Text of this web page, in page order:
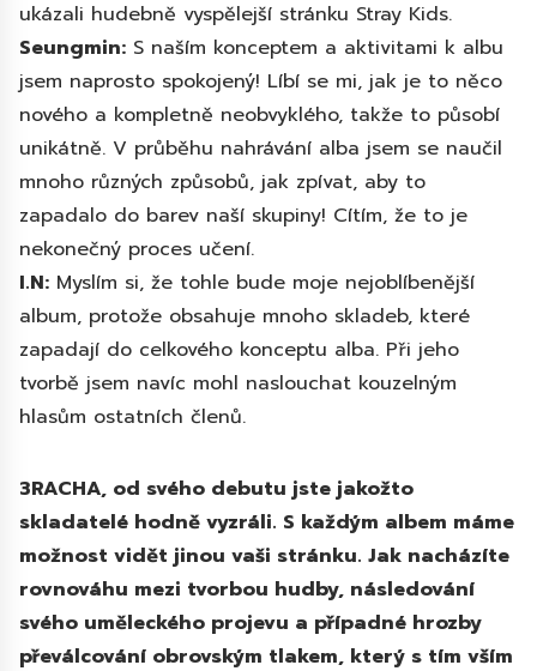
ukázali hudebně vyspělejší stránku Stray Kids.
Seungmin: S naším konceptem a aktivitami k albu
jsem naprosto spokojený! Líbí se mi, jak je to něco
nového a kompletně neobvyklého, takže to působí
unikátně. V průběhu nahrávání alba jsem se naučil
mnoho různých způsobů, jak zpívat, aby to
zapadalo do barev naší skupiny! Cítím, že to je
nekonečný proces učení.
I.N: Myslím si, že tohle bude moje nejoblíbenější
album, protože obsahuje mnoho skladeb, které
zapadají do celkového konceptu alba. Při jeho
tvorbě jsem navíc mohl naslouchat kouzelným
hlasům ostatních členů.
3RACHA, od svého debutu jste jakožto
skladatelé hodně vyzráli. S každým albem máme
možnost vidět jinou vaši stránku. Jak nacházíte
rovnováhu mezi tvorbou hudby, následování
svého uměleckého projevu a případné hrozby
převálcování obrovským tlakem, který s tím vším